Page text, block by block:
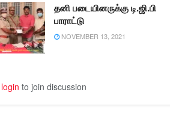
தனி படையினருக்கு டி.ஜி.பி
பாராட்டு
NOVEMBER 13, 2021
login to join discussion